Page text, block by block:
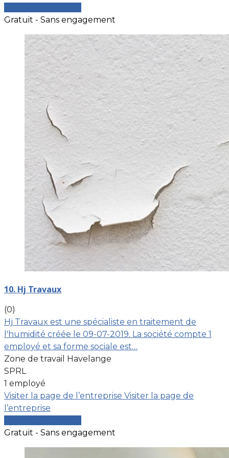
Gratuit - Sans engagement
10. Hj Travaux
(0)
Hj Travaux est une spécialiste en traitement de
l'humidité créée le 09-07-2019. La société compte 1
employé et sa forme sociale est…
Zone de travail Havelange
SPRL
1 employé
Visiter la page de l’entreprise Visiter la page de
l’entreprise
Gratuit - Sans engagement